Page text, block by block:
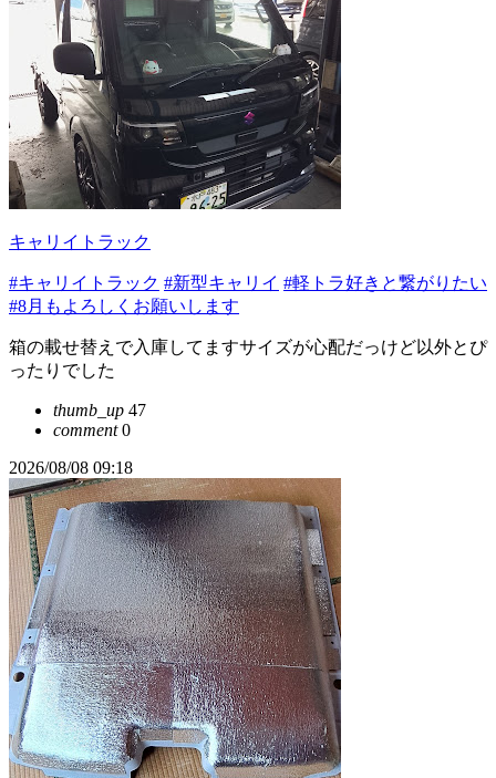
キャリイトラック
#キャリイトラック #新型キャリイ #軽トラ好きと繋がりたい
#8月もよろしくお願いします
箱の載せ替えで入庫してますサイズが心配だっけど以外とぴ
ったりでした
thumb_up 47
comment0
2026/08/08 09:18